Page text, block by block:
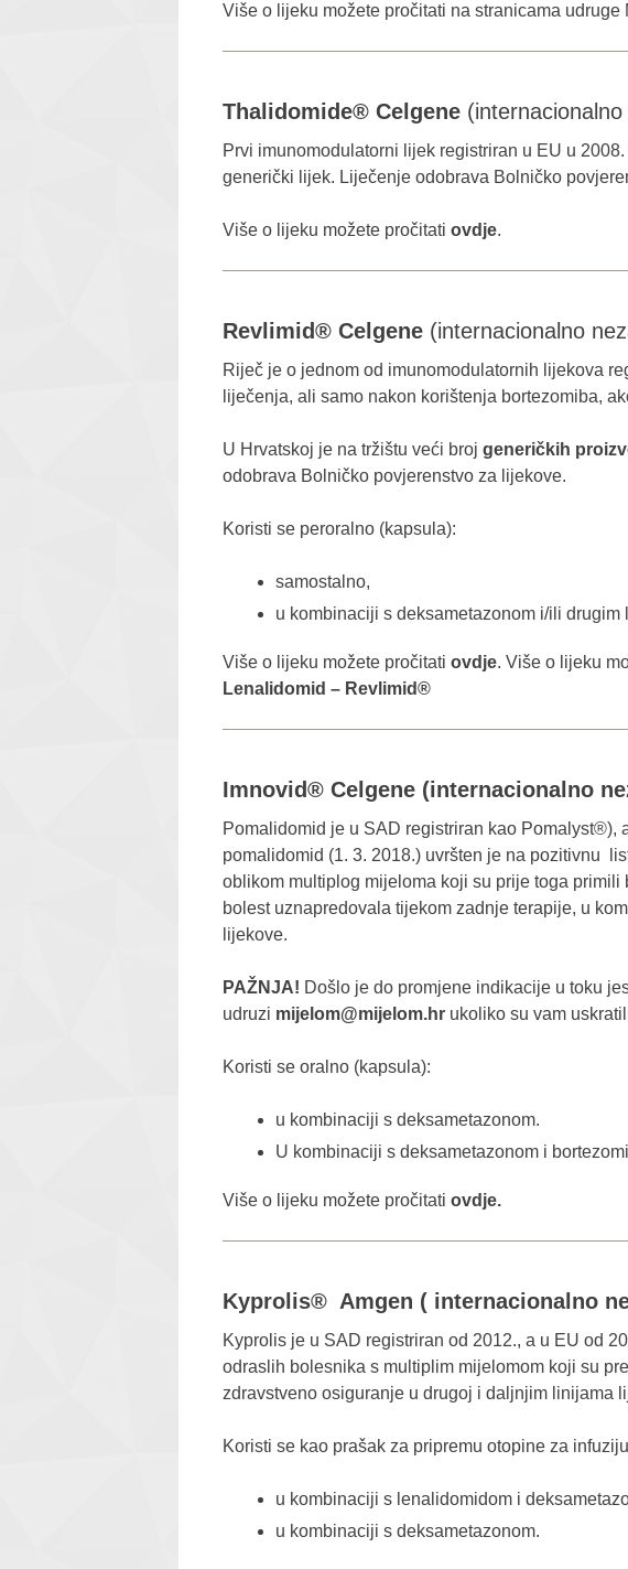
Više o lijeku možete pročitati na stranicama
Thalidomide® Celgene
Prvi imunomodulatorni lijek registriran u EU u
generički lijek. Liječenje odobrava Bolničko
Više o lijeku možete pročitati ovdje.
Revlimid® Celgene (internacionalno
Riječ je o jednom od imunomodulatornih lijekova
liječenja, ali samo nakon korištenja bortezomiba,
U Hrvatskoj je na tržištu veći broj generičkih
odobrava Bolničko povjerenstvo za lijekove.
Koristi se peroralno (kapsula):
samostalno,
u kombinaciji s deksametazonom i/ili drugim
Više o lijeku možete pročitati ovdje. Više o lijeku
Lenalidomid – Revlimid®
Imnovid® Celgene (internacionalno
Pomalidomid je u SAD registriran kao
pomalidomid (1. 3. 2018.) uvršten je na pozitivnu
oblikom multiplog mijeloma koji su prije toga
bolest uznapredovala tijekom zadnje terapije, u
lijekove.
PAŽNJA! Došlo je do promjene indikacije u toku
udruzi mijelom@mijelom.hr ukoliko su vam
Koristi se oralno (kapsula):
u kombinaciji s deksametazonom.
U kombinaciji s deksametazonom i
Više o lijeku možete pročitati ovdje.
Kyprolis® Amgen ( internacionalno
Kyprolis je u SAD registriran od 2012., a u EU od
odraslih bolesnika s multiplim mijelomom koji su
zdravstveno osiguranje u drugoj i daljnjim linijama
Koristi se kao prašak za pripremu otopine za
u kombinaciji s lenalidomidom i
u kombinaciji s deksametazonom.